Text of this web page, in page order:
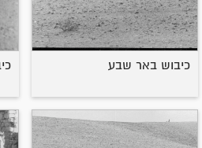
כיבוש באר שבע